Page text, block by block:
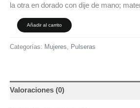
la otra en dorado con dije de mano;
Añadir al carrito
Categorías: Mujeres Pulseras
Valoraciones (0)